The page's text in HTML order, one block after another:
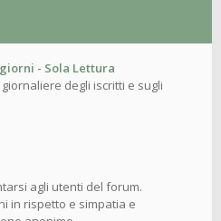
- Sola Lettura
degli iscritti e sugli
agli utenti del forum.
in rispetto e simpatia e